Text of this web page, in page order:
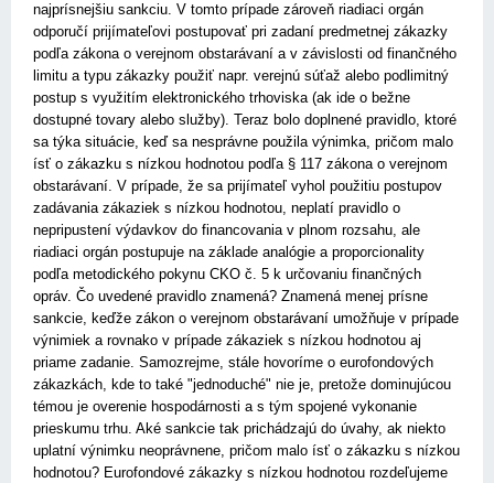
najprísnejšiu sankciu. V tomto prípade zároveň riadiaci orgán
odporučí prijímateľovi postupovať pri zadaní predmetnej zákazky
podľa zákona o verejnom obstarávaní a v závislosti od finančného
limitu a typu zákazky použiť napr. verejnú súťaž alebo podlimitný
postup s využitím elektronického trhoviska (ak ide o bežne
dostupné tovary alebo služby). Teraz bolo doplnené pravidlo, ktoré
sa týka situácie, keď sa nesprávne použila výnimka, pričom malo
ísť o zákazku s nízkou hodnotou podľa § 117 zákona o verejnom
obstarávaní. V prípade, že sa prijímateľ vyhol použitiu postupov
zadávania zákaziek s nízkou hodnotou, neplatí pravidlo o
nepripustení výdavkov do financovania v plnom rozsahu, ale
riadiaci orgán postupuje na základe analógie a proporcionality
podľa metodického pokynu CKO č. 5 k určovaniu finančných
opráv. Čo uvedené pravidlo znamená? Znamená menej prísne
sankcie, keďže zákon o verejnom obstarávaní umožňuje v prípade
výnimiek a rovnako v prípade zákaziek s nízkou hodnotou aj
priame zadanie. Samozrejme, stále hovoríme o eurofondových
zákazkách, kde to také "jednoduché" nie je, pretože dominujúcou
témou je overenie hospodárnosti a s tým spojené vykonanie
prieskumu trhu. Aké sankcie tak prichádzajú do úvahy, ak niekto
uplatní výnimku neoprávnene, pričom malo ísť o zákazku s nízkou
hodnotou? Eurofondové zákazky s nízkou hodnotou rozdeľujeme